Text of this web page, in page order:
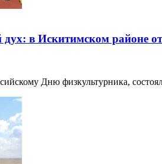
в Искитимском районе
Дню физкультурника,